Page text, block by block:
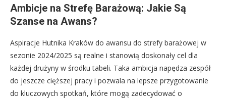
Ambicje na Strefę Barażową: Jakie Są
Szanse na Awans?
Aspiracje Hutnika Kraków do awansu do strefy barażowej w
sezonie 2024/2025 są realne i stanowią doskonały cel dla
każdej drużyny w środku tabeli. Taka ambicja napędza zespół
do jeszcze cięższej pracy i pozwala na lepsze przygotowanie
do kluczowych spotkań, które mogą zadecydować o